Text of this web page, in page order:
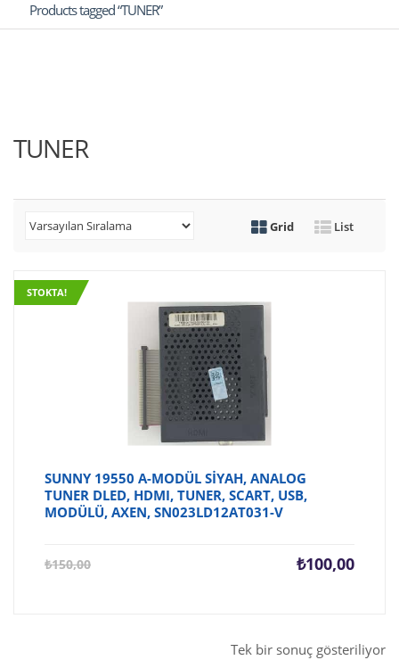
Products tagged “TUNER”
TUNER
Grid List
STOKTA!
SUNNY 19550 A-MODÜL SİYAH, ANALOG
TUNER DLED, HDMI, TUNER, SCART, USB,
MODÜLÜ, AXEN, SN023LD12AT031-V
₺150,00 ₺100,00
Şu
Tek bir sonuç gösteriliyor